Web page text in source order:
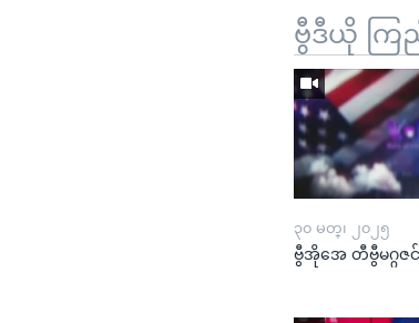
ဗွီဒီယို ကြ
၃၀ မတ္၊ ၂၀၂၅
ဗွီအိုအေ တီဗွီမဂ္ဂဇင်